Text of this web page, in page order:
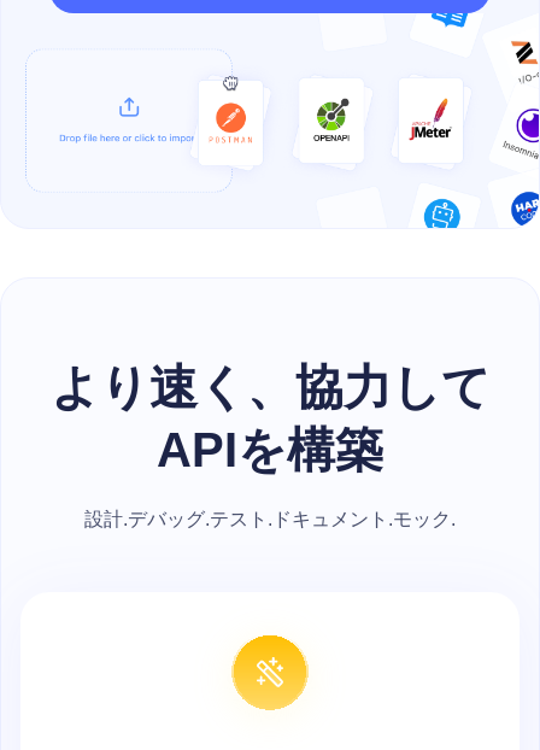
より速く、協力して
APIを構築
設計.デバッグ.テスト.ドキュメント.モック.